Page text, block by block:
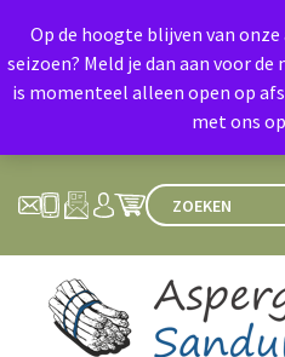
Op de hoogte blijven van
seizoen? Meld je dan aan voor
is momenteel alleen open op
met ons